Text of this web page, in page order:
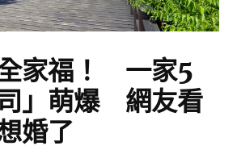
家福！ 一家5
」萌爆 網友看
婚了